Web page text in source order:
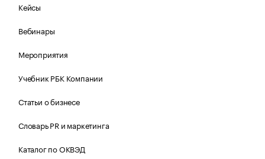
Кейсы
Вебинары
Мероприятия
Учебник РБК Компании
Статьи о бизнесе
Словарь PR и маркетинга
Каталог по ОКВЭД